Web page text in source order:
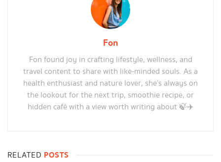
Fon
Fon found joy in crafting lifestyle, wellness, and
travel content to share with like-minded souls. As a
health enthusiast and nature lover, she’s always on
the lookout for the next trip, smoothie recipe, or
hidden café with a view worth writing about 🍃✈️
RELATED POSTS